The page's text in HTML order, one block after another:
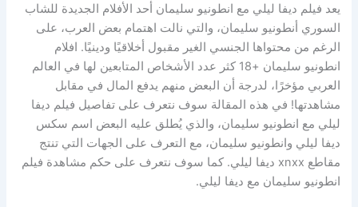
يعد فيلم ديفا ليلي مع انطونيو سليمان أحد الأفلام الجديدة للشاب
السوري أنطونيو سليمان، والتي نالت اهتمام بعض العرب، على
الرغم من محتواها الجنسي الغير مقبول أخلاقيًا ودينيًا. افلام
انطونيو سليمان +18 كثر عدد الأشخاص المتابعين لها في العالم
العربي مؤخرًا، لدرجة أن البعض منهم يدفع المال في مقابل
مشاهدتها! في هذه المقالة سوف نتعرف على تفاصيل فيلم ديفا
ليلي مع انطونيو سليمان، والذي يُطلق عليه البعض اسم سكس
ديفا ليلي وانطونيو سليمان، مع التعرف على الجهات التي تنتج
مقاطع xnxx ديفا ليلي. كما سوف نتعرف على حكم مشاهدة فيلم
انطونيو سليمان مع ديفا ليلي.